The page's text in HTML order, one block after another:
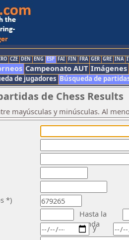
CZE DEN ENG ESP FAI FIN FRA GER GRE INA
Campeonato AUT Imágenes
de jugadores Búsqueda de
de Chess Results
mayúsculas y minúsculas. Al
*)
Hasta la
ronda
y